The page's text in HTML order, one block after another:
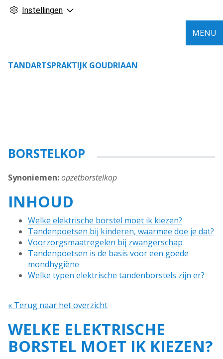
Instellingen
TANDARTSPRAKTIJK GOUDRIAAN
MENU
BORSTELKOP
Synoniemen:opzetborstelkop
INHOUD
Welke elektrische borstel moet ik kiezen?
Tandenpoetsen bij kinderen, waarmee doe je dat?
Voorzorgsmaatregelen bij zwangerschap
Tandenpoetsen is de basis voor een goede
mondhygiëne
Welke typen elektrische tandenborstels zijn er?
« Terug naar het overzicht
WELKE ELEKTRISCHE
BORSTEL MOET IK KIEZEN?